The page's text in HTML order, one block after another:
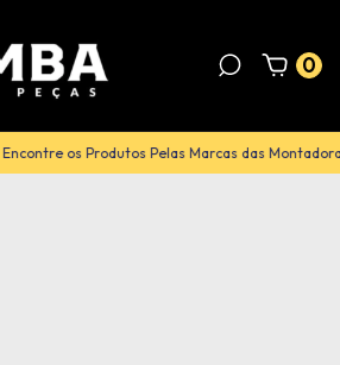
0
Encontre os Produtos Pelas Marcas das